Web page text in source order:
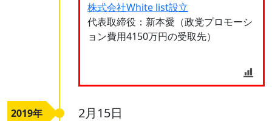
株式会社White list設立
代表取締役：新本愛（政党プロモーシ
ョン費用4150万円の受取先）
2019年 2月15日